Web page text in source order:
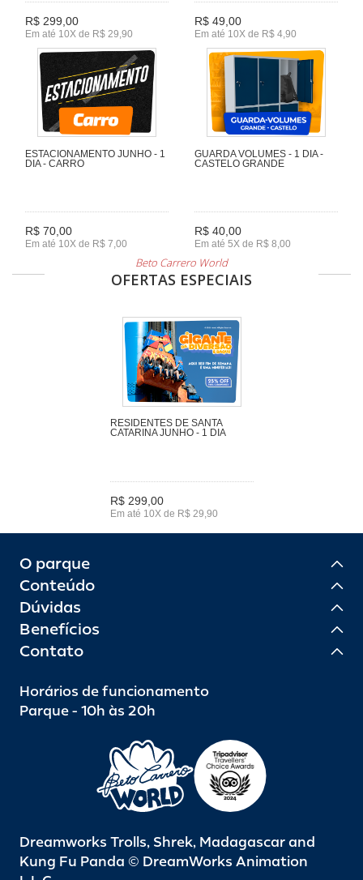
R$ 299,00
Em até 10X de R$ 29,90
R$ 49,00
Em até 10X de R$ 4,90
ESTACIONAMENTO JUNHO - 1
DIA - CARRO
R$ 70,00
Em até 10X de R$ 7,00
GUARDA VOLUMES - 1 DIA -
CASTELO GRANDE
R$ 40,00
Em até 5X de R$ 8,00
Beto Carrero World
OFERTAS ESPECIAIS
RESIDENTES DE SANTA
CATARINA JUNHO - 1 DIA
R$ 299,00
Em até 10X de R$ 29,90
O parque
Conteúdo
Dúvidas
Benefícios
Contato
Horários de funcionamento
Parque - 10h às 20h
Dreamworks Trolls, Shrek, Madagascar and
Kung Fu Panda © DreamWorks Animation